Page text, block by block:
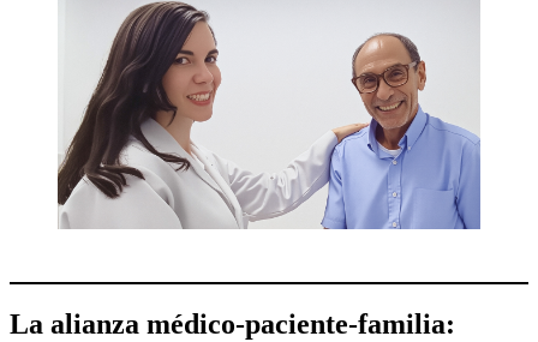
La alianza médico-paciente-familia: